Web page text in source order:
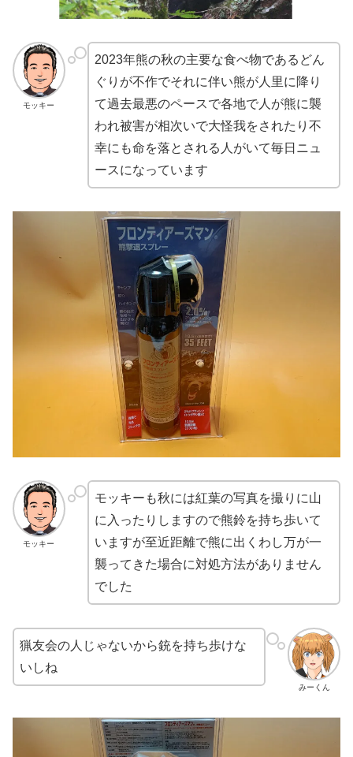
モッキー
2023年熊の秋の主要な食べ物であるどん
ぐりが不作でそれに伴い熊が人里に降り
て過去最悪のペースで各地で人が熊に襲
われ被害が相次いで大怪我をされたり不
幸にも命を落とされる人がいて毎日ニュ
ースになっています
モッキー
モッキーも秋には紅葉の写真を撮りに山
に入ったりしますので熊鈴を持ち歩いて
いますが至近距離で熊に出くわし万が一
襲ってきた場合に対処方法がありません
でした
みーくん
猟友会の人じゃないから銃を持ち歩けな
いしね